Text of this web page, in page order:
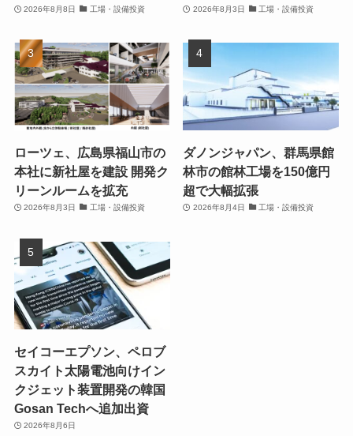
2026年8月8日 工場・設備投資 2026年8月3日 工場・設備投資
ローツェ、広島県福山市の
本社に新社屋を建設 開発ク
リーンルームを拡充
2026年8月3日 工場・設備投資
ダノンジャパン、群馬県館
林市の館林工場を150億円
超で大幅拡張
2026年8月4日 工場・設備投資
セイコーエプソン、ペロブ
スカイト太陽電池向けイン
クジェット装置開発の韓国
Gosan Techへ追加出資
2026年8月6日